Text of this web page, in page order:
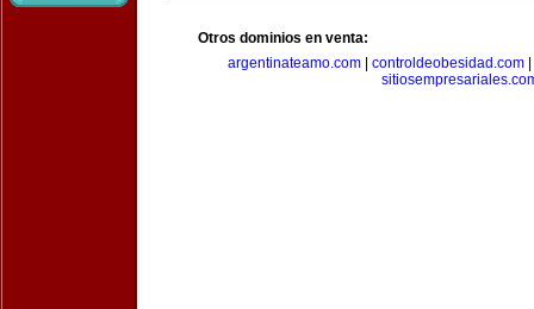
Otros dominios en venta:
argentinateamo.com| controldeobesidad.com|